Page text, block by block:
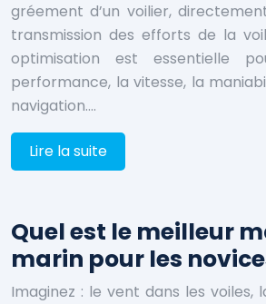
gréement d’un voilier,
transmission des efforts de la
optimisation est essentielle
performance, la vitesse, la
navigation….
Lire la suite
Quel est le meilleur
marin pour les
Imaginez : le vent dans les voiles,